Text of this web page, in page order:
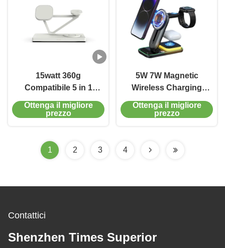
15watt 360g
Compatibile 5 in 1
caricabatterie
magnetica senza fili con
Ottenga il migliore
prezzo
5W 7W Magnetic
Wireless Charging
Portatore di
caricabatterie senza fili
Ottenga il migliore
prezzo
1 2 3 4
Contattici
Shenzhen Times Superior